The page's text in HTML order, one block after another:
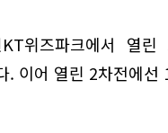
위즈파크에서 열
. 이어 열린 2차전에